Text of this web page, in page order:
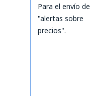
Para el envío de
"alertas sobre
precios".